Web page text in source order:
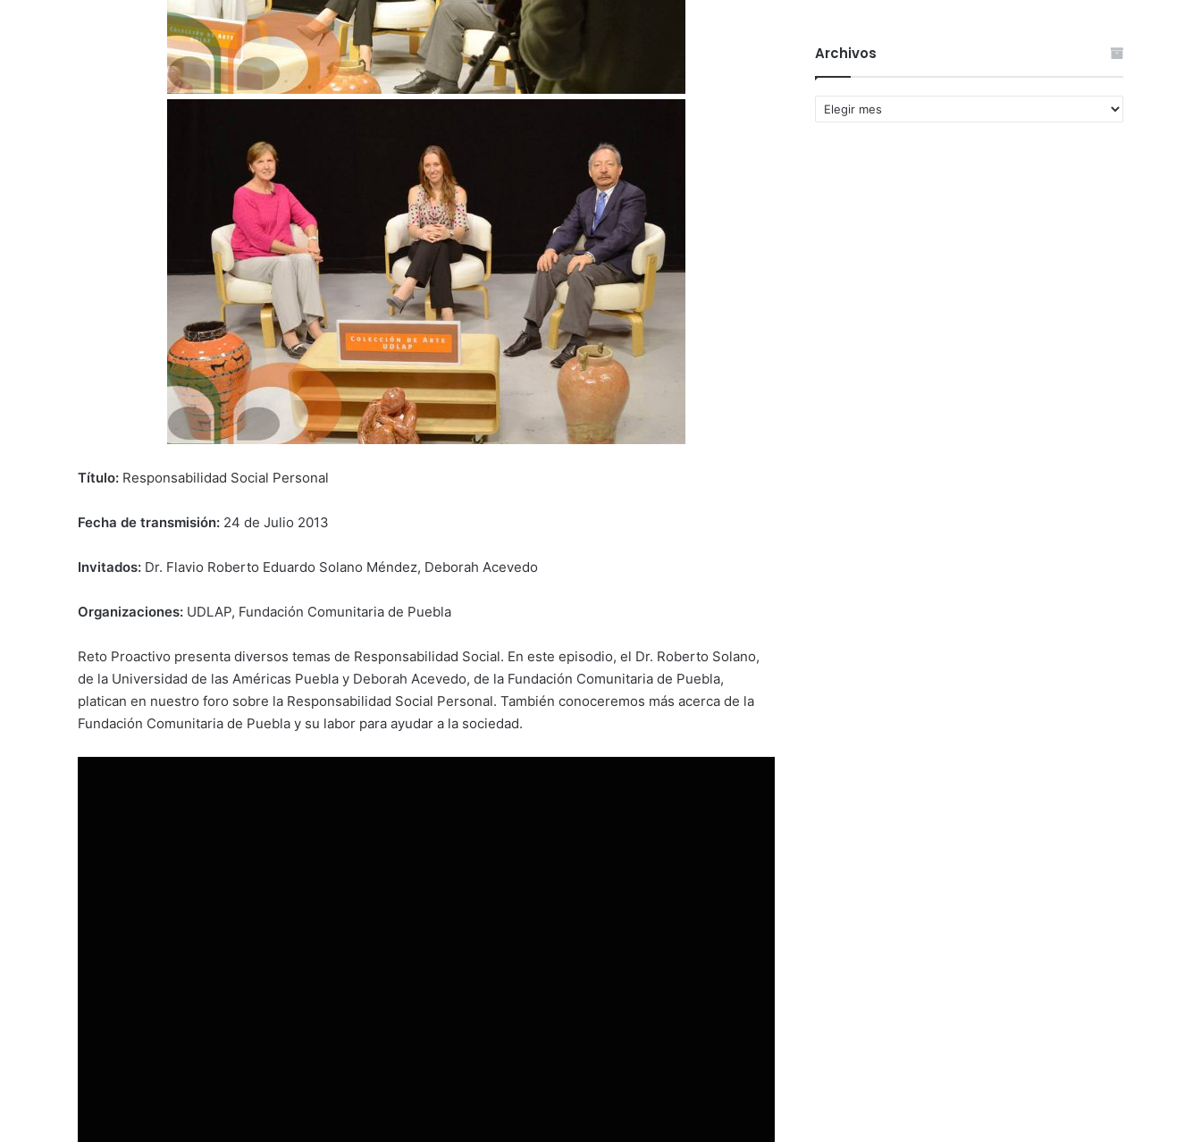
Título: Responsabilidad Social Personal
Fecha de transmisión: 24 de Julio 2013
Invitados: Dr. Flavio Roberto Eduardo Solano Méndez, Deborah Acevedo
Organizaciones: UDLAP, Fundación Comunitaria de Puebla
Reto Proactivo presenta diversos temas de Responsabilidad Social. En este episodio, el Dr. Roberto Solano,
de la Universidad de las Américas Puebla y Deborah Acevedo, de la Fundación Comunitaria de Puebla,
platican en nuestro foro sobre la Responsabilidad Social Personal. También conoceremos más acerca de la
Fundación Comunitaria de Puebla y su labor para ayudar a la sociedad.
Archivos
Archivos